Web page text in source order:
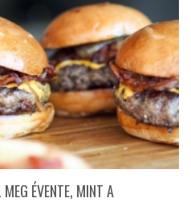
ÉVENTE, MINT A